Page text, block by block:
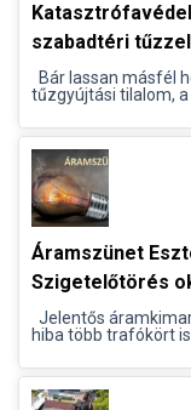
szabadtéri
Bár lassan másfél
tűzgyújtási tilalom, a
Áramszünet
Szigetelőtörés
Jelentős
hiba több trafókört